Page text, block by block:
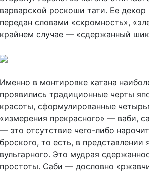
варварской роскоши тати. Ее
передан словами «скромность»,
крайнем случае — «сдержанный
Именно в монтировке катана
проявились традиционные черты
красоты, сформулированные
«измерения прекрасного» — ваби,
— это отсутствие чего-либо
броского, то есть, в представлении
вульгарного. Это мудрая
простоты. Саби — дословно